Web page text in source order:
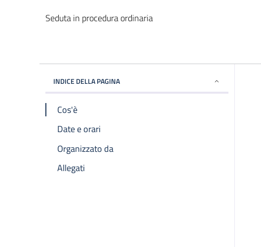
Seduta in procedura ordinaria
INDICE DELLA PAGINA
Cos'è
Date e orari
Organizzato da
Allegati